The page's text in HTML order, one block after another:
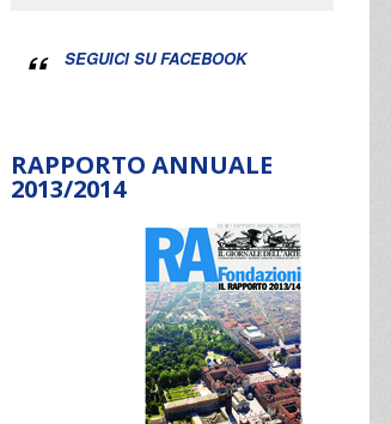
SEGUICI SU FACEBOOK
RAPPORTO ANNUALE
2013/2014